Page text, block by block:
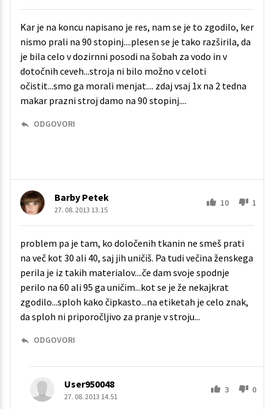
Kar je na koncu napisano je res, nam se je to zgodilo, ker
nismo prali na 90 stopinj....plesen se je tako razširila, da
je bila celo v dozirnni posodi na šobah za vodo in v
dotočnih ceveh...stroja ni bilo možno v celoti
očistit...smo ga morali menjat.... zdaj vsaj 1x na 2 tedna
makar prazni stroj damo na 90 stopinj....
ODGOVORI
Barby Petek
27. 08. 2013 13.15
10 1
problem pa je tam, ko določenih tkanin ne smeš prati
na več kot 30 ali 40, saj jih uničiš. Pa tudi večina ženskega
perila je iz takih materialov....če dam svoje spodnje
perilo na 60 ali 95 ga uničim...kot se je že nekajkrat
zgodilo...sploh kako čipkasto...na etiketah je celo znak,
da sploh ni priporočljivo za pranje v stroju...
ODGOVORI
User950048
27. 08. 2013 14.51
3 0